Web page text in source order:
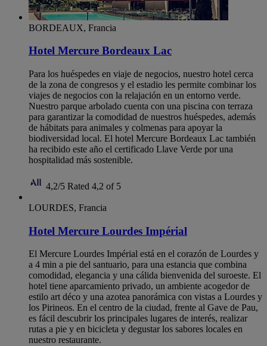
BORDEAUX, Francia
Hotel Mercure Bordeaux Lac
Para los huéspedes en viaje de negocios, nuestro hotel cerca
de la zona de congresos y el estadio les permite combinar los
viajes de negocios con la relajación en un entorno verde.
Nuestro parque arbolado cuenta con una piscina con terraza
para garantizar la comodidad de nuestros huéspedes, además
de hábitats para animales y colmenas para apoyar la
biodiversidad local. El hotel Mercure Bordeaux Lac también
ha recibido este año el certificado Llave Verde por una
hospitalidad más sostenible.
4,2/5 Rated 4,2 of 5
LOURDES, Francia
Hotel Mercure Lourdes Impérial
El Mercure Lourdes Impérial está en el corazón de Lourdes y
a 4 min a pie del santuario, para una estancia que combina
comodidad, elegancia y una cálida bienvenida del suroeste. El
hotel tiene aparcamiento privado, un ambiente acogedor de
estilo art déco y una azotea panorámica con vistas a Lourdes y
los Pirineos. En el centro de la ciudad, frente al Gave de Pau,
es fácil descubrir los principales lugares de interés, realizar
rutas a pie y en bicicleta y degustar los sabores locales en
nuestro restaurante.